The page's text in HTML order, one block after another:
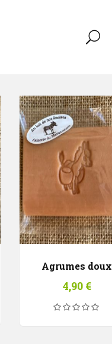
Agrumes doux
4,90 €